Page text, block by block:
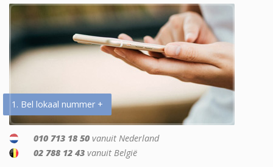
1. Bel lokaal nummer +
010 713 18 50 vanuit Nederland
02 788 12 43 vanuit België